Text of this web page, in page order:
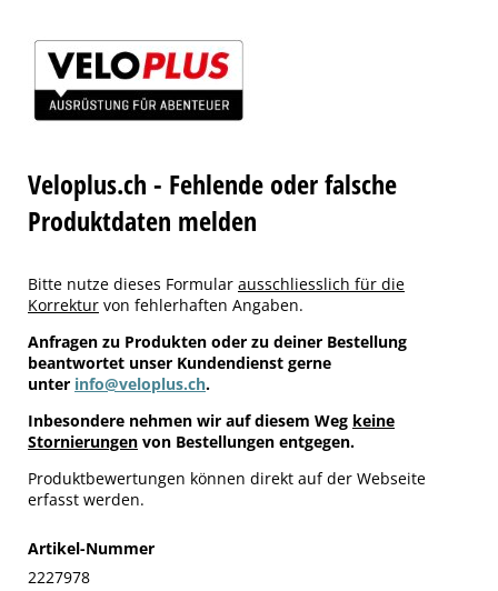
Veloplus.ch - Fehlende oder falsche
Produktdaten melden
Bitte nutze dieses Formular ausschliesslich für die
Korrektur von fehlerhaften Angaben.
Anfragen zu Produkten oder zu deiner Bestellung
beantwortet unser Kundendienst gerne
unter info@veloplus.ch.
Inbesondere nehmen wir auf diesem Weg keine
Stornierungen von Bestellungen entgegen.
Produktbewertungen können direkt auf der Webseite
erfasst werden.
Artikel-Nummer
2227978